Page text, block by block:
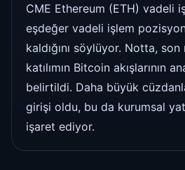
CME Ethereum (ETH) vadeli
eşdeğer vadeli işlem
kaldığını söylüyor. Notta,
katılımın Bitcoin akışlarının
belirtildi. Daha büyük
girişi oldu, bu da kurumsal
işaret ediyor.